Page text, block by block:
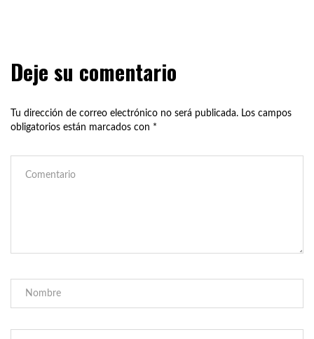
Deje su comentario
Tu dirección de correo electrónico no será publicada. Los campos
obligatorios están marcados con *